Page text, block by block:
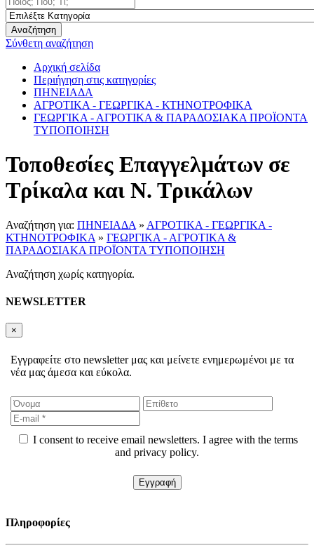
Αναζήτηση
Σύνθετη αναζήτηση
Αρχική σελίδα
Περιήγηση στις κατηγορίες
ΠΗΝΕΙΑΔΑ
ΑΓΡΟΤΙΚΑ - ΓΕΩΡΓΙΚΑ - ΚΤΗΝΟΤΡΟΦΙΚΑ
ΓΕΩΡΓΙΚΑ - ΑΓΡΟΤΙΚΑ & ΠΑΡΑΔΟΣΙΑΚΑ ΠΡΟΪΟΝΤΑ
ΤΥΠΟΠΟΙΗΣΗ
Τοποθεσίες Επαγγελμάτων σε
Τρίκαλα και Ν. Τρικάλων
Αναζήτηση για: ΠΗΝΕΙΑΔΑ » ΑΓΡΟΤΙΚΑ - ΓΕΩΡΓΙΚΑ -
ΚΤΗΝΟΤΡΟΦΙΚΑ » ΓΕΩΡΓΙΚΑ - ΑΓΡΟΤΙΚΑ &
ΠΑΡΑΔΟΣΙΑΚΑ ΠΡΟΪΟΝΤΑ ΤΥΠΟΠΟΙΗΣΗ
Αναζήτηση χωρίς κατηγορία.
NEWSLETTER
×
Εγγραφείτε στο newsletter μας και μείνετε ενημερωμένοι με τα
νέα μας άμεσα και εύκολα.
I consent to receive email newsletters. I agree with the terms
and privacy policy.
Πληροφορίες